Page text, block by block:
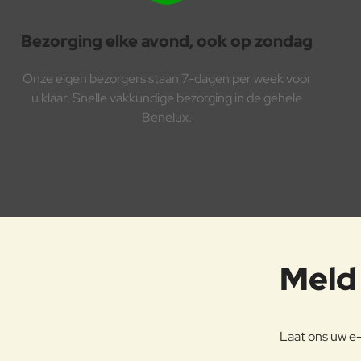
Bezorging elke avond, ook op zondag
Onze eigen bezorgers staan 7-dagen per week voor
u klaar. Snelle vakkundige bezorging in de gehele
Benelux.
Laat ons uw